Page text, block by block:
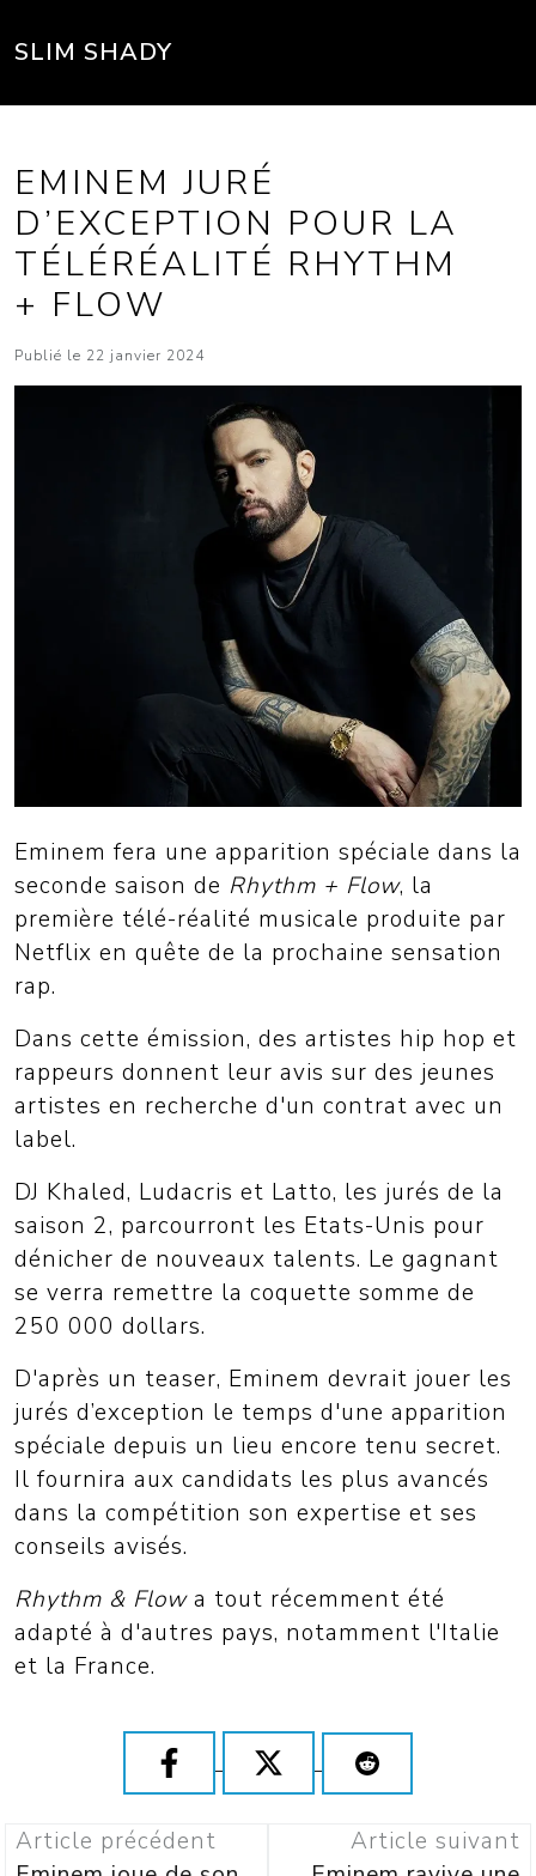
SLIM SHADY
EMINEM JURÉ
D’EXCEPTION POUR LA
TÉLÉRÉALITÉ RHYTHM
+ FLOW
Publié le 22 janvier 2024
Eminem fera une apparition spéciale dans la
seconde saison de Rhythm + Flow, la
première télé-réalité musicale produite par
Netflix en quête de la prochaine sensation
rap.
Dans cette émission, des artistes hip hop et
rappeurs donnent leur avis sur des jeunes
artistes en recherche d'un contrat avec un
label.
DJ Khaled, Ludacris et Latto, les jurés de la
saison 2, parcourront les Etats-Unis pour
dénicher de nouveaux talents. Le gagnant
se verra remettre la coquette somme de
250 000 dollars.
D'après un teaser, Eminem devrait jouer les
jurés d’exception le temps d'une apparition
spéciale depuis un lieu encore tenu secret.
Il fournira aux candidats les plus avancés
dans la compétition son expertise et ses
conseils avisés.
Rhythm & Flowa tout récemment été
adapté à d'autres pays, notamment l'Italie
et la France.
Article précédent
Article suivant